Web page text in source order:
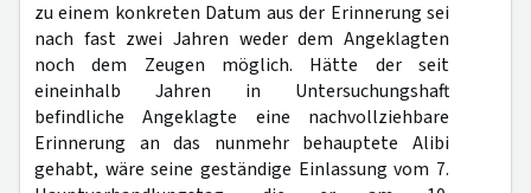
zu einem konkreten Datum aus der Erinnerung sei
nach fast zwei Jahren weder dem Angeklagten
noch dem Zeugen möglich. Hätte der seit
eineinhalb Jahren in Untersuchungshaft
befindliche Angeklagte eine nachvollziehbare
Erinnerung an das nunmehr behauptete Alibi
gehabt, wäre seine geständige Einlassung vom 7.